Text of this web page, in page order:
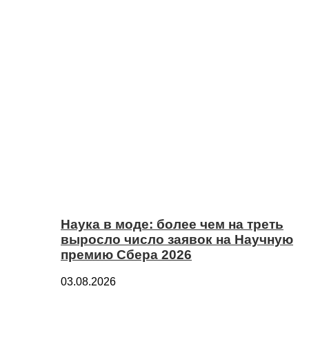
Наука в моде: более чем на треть
выросло число заявок на Научную
премию Сбера 2026
03.08.2026